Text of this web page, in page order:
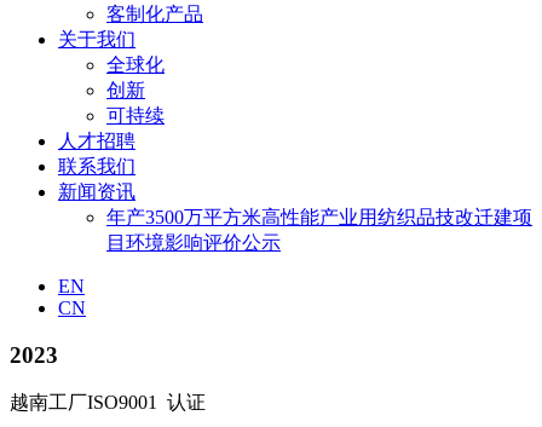
客制化产品
关于我们
全球化
创新
可持续
人才招聘
联系我们
新闻资讯
年产3500万平方米高性能产业用纺织品技改迁建项
目环境影响评价公示
EN
CN
2023
越南工厂ISO9001 认证